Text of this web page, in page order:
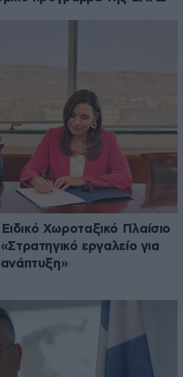
Χωροταξικό Πλαίσιο
εργαλείο για
ανάπτυξη»